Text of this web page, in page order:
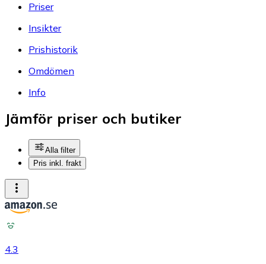
Priser
Insikter
Prishistorik
Omdömen
Info
Jämför priser och butiker
Alla filter
Pris inkl. frakt
4.3